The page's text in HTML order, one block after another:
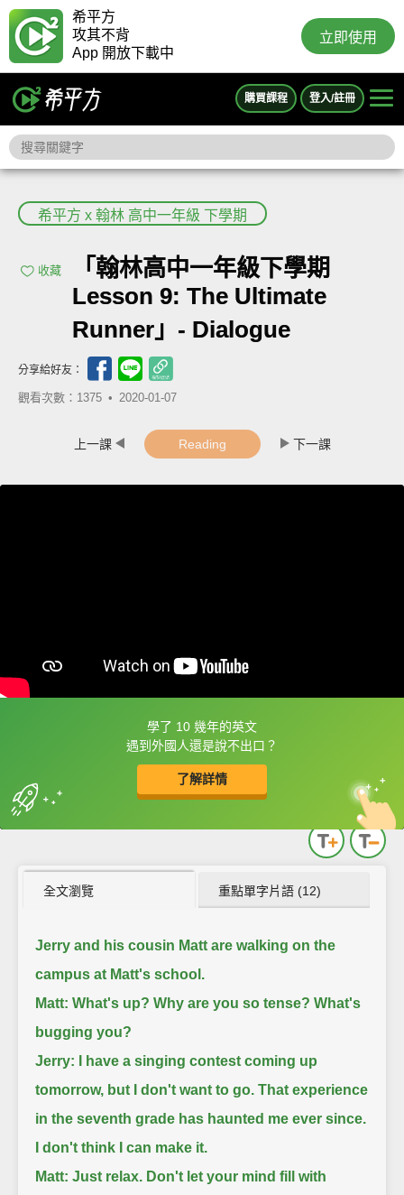
希平方
攻其不背
App 開放下載中
立即使用
購買課程 登入/註冊
希平方 x 翰林 高中一年級 下學期
收藏
「翰林高中一年級下學期
Lesson 9: The Ultimate
Runner」- Dialogue
分享給好友：
觀看次數：1375 • 2020-01-07
上一課 Reading 下一課
學了 10 幾年的英文
遇到外國人還是說不出口？
了解詳情
框選或點兩下字幕可以直接查字典喔！
中
英
全文瀏覽 重點單字片語 (12)
Jerry and his cousin Matt are walking on the
campus at Matt's school.
Matt: What's up? Why are you so tense? What's
bugging you?
Jerry: I have a singing contest coming up
tomorrow, but I don't want to go. That experience
in the seventh grade has haunted me ever since.
I don't think I can make it.
Matt: Just relax. Don't let your mind fill with